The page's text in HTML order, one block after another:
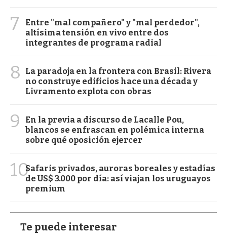
7
Entre "mal compañero" y "mal perdedor",
altísima tensión en vivo entre dos
integrantes de programa radial
8
La paradoja en la frontera con Brasil: Rivera
no construye edificios hace una década y
Livramento explota con obras
9
En la previa a discurso de Lacalle Pou,
blancos se enfrascan en polémica interna
sobre qué oposición ejercer
10Safaris privados, auroras boreales y estadías
de US$ 3.000 por día: así viajan los uruguayos
premium
Te puede interesar